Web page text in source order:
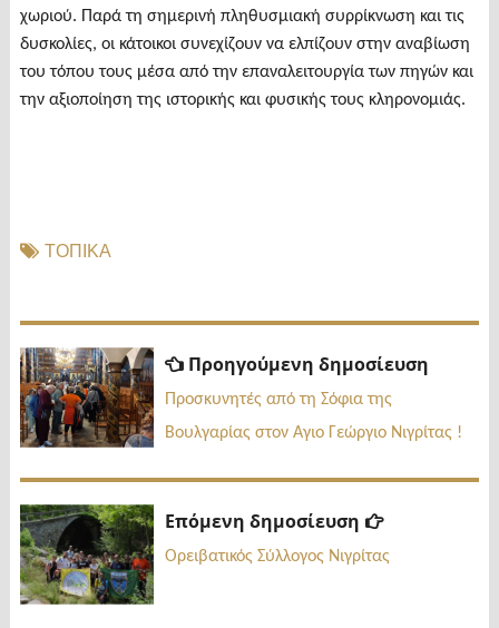
χωριού. Παρά τη σημερινή πληθυσμιακή συρρίκνωση και τις
δυσκολίες, οι κάτοικοι συνεχίζουν να ελπίζουν στην αναβίωση
του τόπου τους μέσα από την επαναλειτουργία των πηγών και
την αξιοποίηση της ιστορικής και φυσικής τους κληρονομιάς.
ΤΟΠΙΚΑ
Πλοήγηση
άρθρων
Προηγούμενη δημοσίευση
Προσκυνητές από τη Σόφια της
Βουλγαρίας στον Αγιο Γεώργιο Νιγρίτας !
Επόμενη δημοσίευση
Επόμενη
Ορειβατικός Σύλλογος Νιγρίτας